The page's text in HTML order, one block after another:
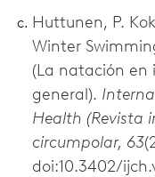
Huttunen, P.
Winter
(La natación en
general).
Health (Revista
circumpolar, 63
doi:10.3402/